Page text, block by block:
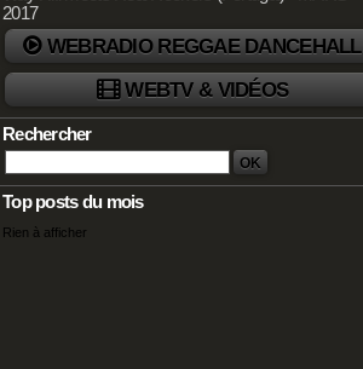
WEBRADIO REGGAE DANCEHALL
WEBTV & VIDÉOS
Rechercher
Top posts du mois
Rien à afficher